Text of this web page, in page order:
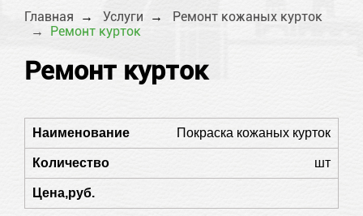
Главная Услуги
Ремонт кожаных курток
Ремонт курток
Ремонт курток
Покраска кожаных курток
шт